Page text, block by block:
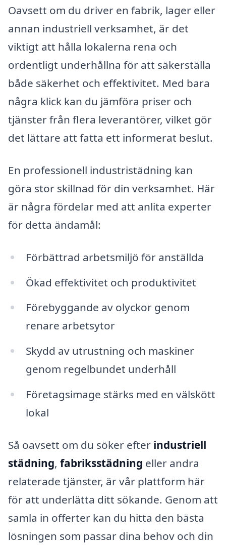
Oavsett om du driver en fabrik, lager eller
annan industriell verksamhet, är det
viktigt att hålla lokalerna rena och
ordentligt underhållna för att säkerställa
både säkerhet och effektivitet. Med bara
några klick kan du jämföra priser och
tjänster från flera leverantörer, vilket gör
det lättare att fatta ett informerat beslut.
En professionell industristädning kan
göra stor skillnad för din verksamhet. Här
är några fördelar med att anlita experter
för detta ändamål:
Förbättrad arbetsmiljö för anställda
Ökad effektivitet och produktivitet
Förebyggande av olyckor genom
renare arbetsytor
Skydd av utrustning och maskiner
genom regelbundet underhåll
Företagsimage stärks med en välskött
lokal
Så oavsett om du söker efter industriell
städning, fabriksstädning eller andra
relaterade tjänster, är vår plattform här
för att underlätta ditt sökande. Genom att
samla in offerter kan du hitta den bästa
lösningen som passar dina behov och din